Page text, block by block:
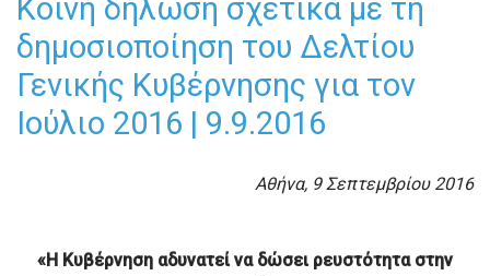
Κοινή δήλωση σχετικά με τη
δημοσιοποίηση του Δελτίου
Γενικής Κυβέρνησης για τον
Ιούλιο 2016 | 9.9.2016
Αθήνα, 9 Σεπτεμβρίου 2016
«Η Κυβέρνηση αδυνατεί να δώσει ρευστότητα στην